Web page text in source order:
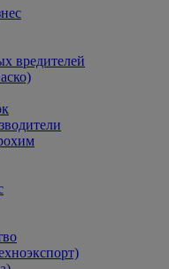
вредителей